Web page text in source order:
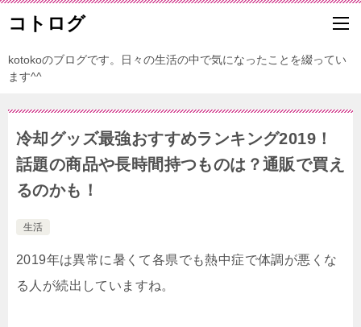
コトログ
kotokoのブログです。日々の生活の中で気になったことを綴ってい
ます^^
冷却グッズ最強おすすめランキング2019！
話題の商品や長時間持つものは？通販で買え
るのかも！
生活
2019年は異常に暑くて各県でも熱中症で体調が悪くな
る人が続出していますね。